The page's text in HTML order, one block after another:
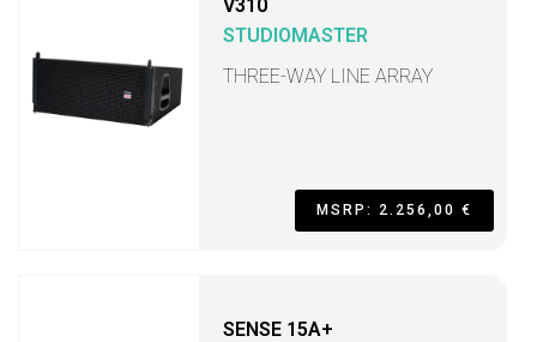
V310
STUDIOMASTER
THREE-WAY LINE ARRAY
MSRP: 2.256,00 €
SENSE 15A+